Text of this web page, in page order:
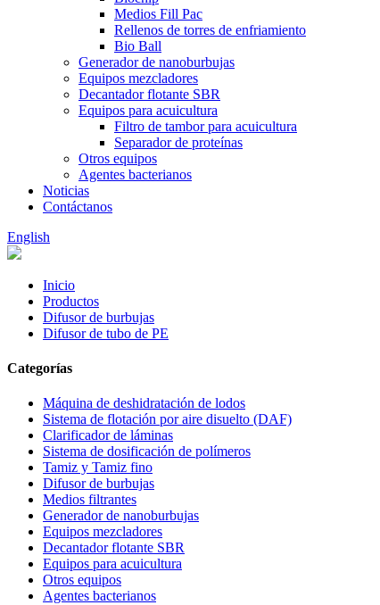
Medios Fill Pac
Rellenos de torres de enfriamiento
Bio Ball
Generador de nanoburbujas
Equipos mezcladores
Decantador flotante SBR
Equipos para acuicultura
Filtro de tambor para acuicultura
Separador de proteínas
Otros equipos
Agentes bacterianos
Noticias
Contáctanos
English
Inicio
Productos
Difusor de burbujas
Difusor de tubo de PE
Categorías
Máquina de deshidratación de lodos
Sistema de flotación por aire disuelto (DAF)
Clarificador de láminas
Sistema de dosificación de polímeros
Tamiz y Tamiz fino
Difusor de burbujas
Medios filtrantes
Generador de nanoburbujas
Equipos mezcladores
Decantador flotante SBR
Equipos para acuicultura
Otros equipos
Agentes bacterianos